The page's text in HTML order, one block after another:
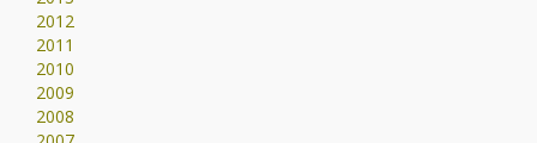
2012
2011
2010
2009
2008